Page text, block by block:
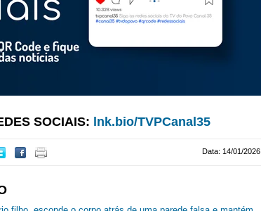
SOCIAIS: lnk.bio/TVPCanal35
Data: 14/01/2026